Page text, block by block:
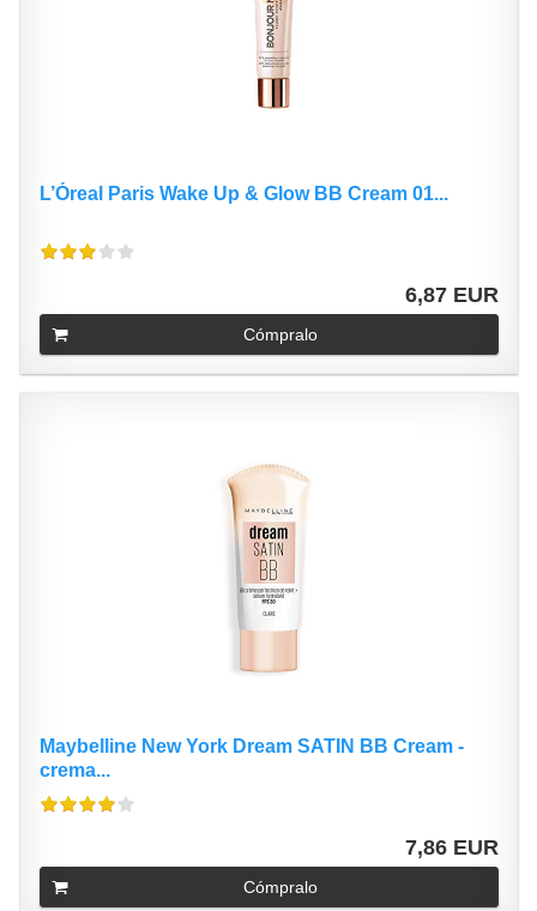
L’Óreal Paris Wake Up & Glow BB Cream 01...
6,87 EUR
Cómpralo
Maybelline New York Dream SATIN BB Cream -
crema...
7,86 EUR
Cómpralo